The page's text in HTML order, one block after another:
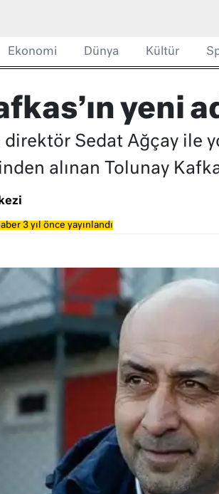
Ekonomi Dünya Kültür
yeni
Sedat Ağçay ile
alınan Tolunay
3 yıl önce yayınlandı